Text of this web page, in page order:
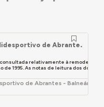
de Abrantes
relativamente à remodelação
de 1995. As notas de leitura dos
de Abrantes - Balneários e